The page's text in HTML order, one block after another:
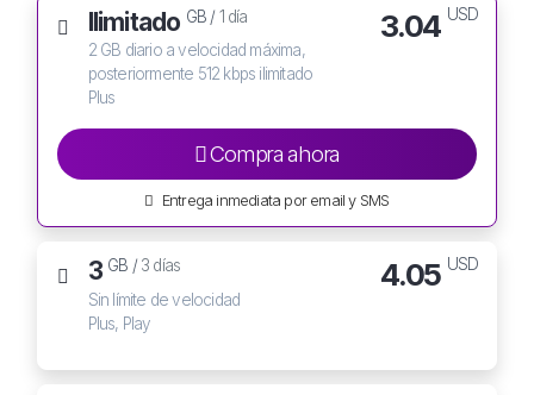
Ilimitado GB /1 día
2 GB diario a velocidad máxima,
posteriormente 512 kbps ilimitado
Plus
3.04 USD
Compra ahora
Entrega inmediata por email y SMS
3 GB /3 días
Sin límite de velocidad
Plus, Play
4.05 USD